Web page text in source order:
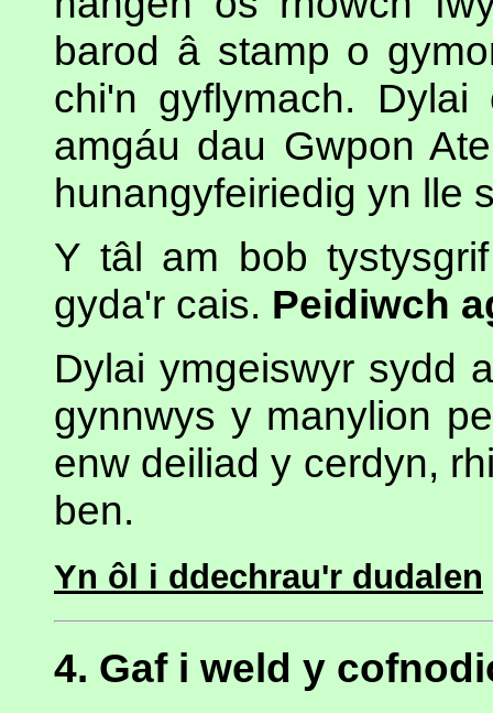
barod â stamp o
chi'n gyflymach.
amgáu dau Gwpon
hunangyfeiriedig yn lle
Y tâl am bob
gyda'r cais. Peidiwch
Dylai ymgeiswyr sydd
gynnwys y manylion
enw deiliad y cerdyn,
ben.
Yn ôl i ddechrau'r dudalen
4. Gaf i weld y